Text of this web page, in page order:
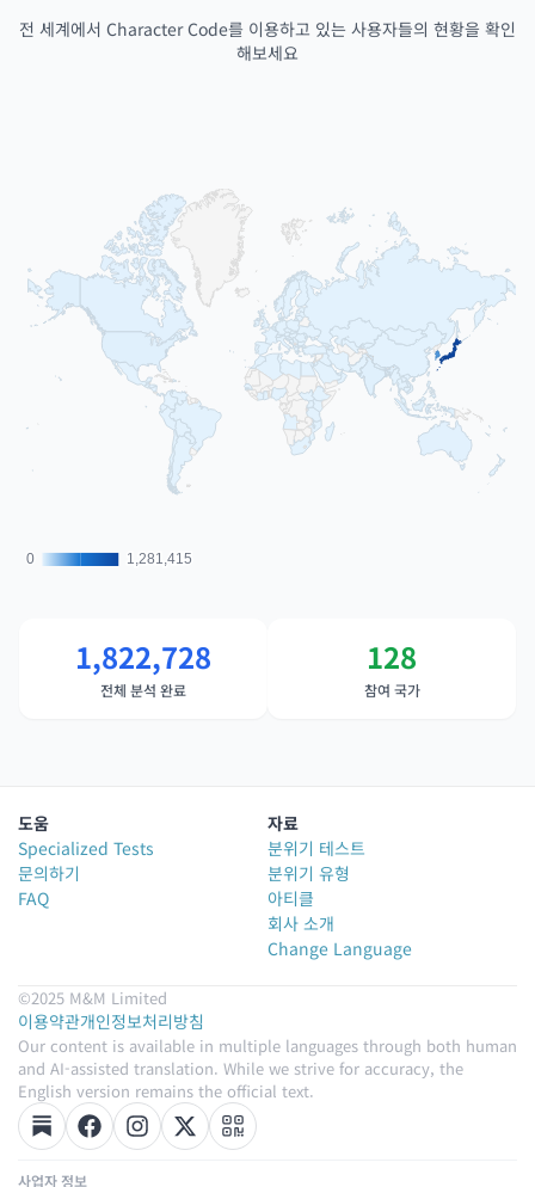
전 세계에서 Character Code를 이용하고 있는 사용자들의 현황을 확인
해보세요
0
0 1,281,415
1,281,415
1,822,728
전체 분석 완료
128
참여 국가
도움
Specialized Tests
문의하기
FAQ
자료
분위기 테스트
분위기 유형
아티클
회사 소개
Change Language
©2025 M&M Limited
이용약관개인정보처리방침
Our content is available in multiple languages through both human
and AI-assisted translation. While we strive for accuracy, the
English version remains the official text.
사업자 정보